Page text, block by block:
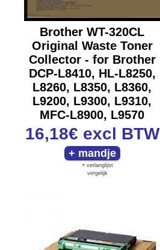
Brother WT-320CL
Original Waste Toner
Collector - for Brother
DCP-L8410, HL-L8250,
L8260, L8350, L8360,
L9200, L9300, L9310,
MFC-L8900, L9570
16,18€ excl BTW
+ verlanglijst
vergelijk